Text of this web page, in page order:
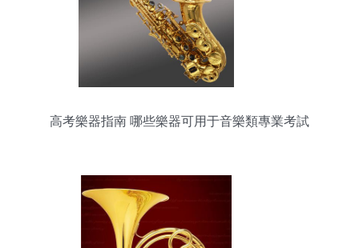
高考樂器指南 哪些樂器可用于音樂類專業考試